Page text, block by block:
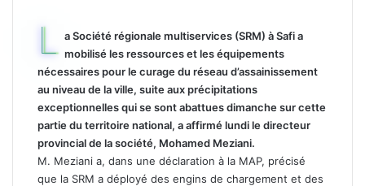
L a Société régionale multiservices (SRM) à Safi a
mobilisé les ressources et les équipements
nécessaires pour le curage du réseau d’assainissement
au niveau de la ville, suite aux précipitations
exceptionnelles qui se sont abattues dimanche sur cette
partie du territoire national, a affirmé lundi le directeur
provincial de la société, Mohamed Meziani.
M. Meziani a, dans une déclaration à la MAP, précisé
que la SRM a déployé des engins de chargement et des